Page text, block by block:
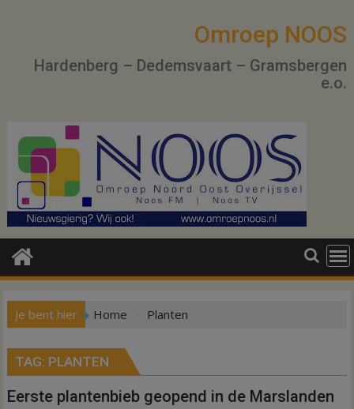
Omroep NOOS
Hardenberg – Dedemsvaart – Gramsbergen
e.o.
Je bent hier Home Planten
TAG: PLANTEN
Eerste plantenbieb geopend in de Marslanden